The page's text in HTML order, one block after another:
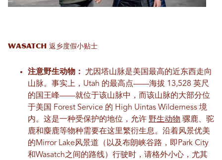
Wasatch 返乡度假小贴士
注意野生动物：
尤因塔山脉是美国最高的近东西走向
山脉。事实上，Utah 的最高点——海拔 13,528 英尺
的国王峰——就位于该山脉中，而该山脉的大部分位
于美国 Forest Service 的 High Uintas Wilderness 境
内。这是一种受保护的地位，允许 野生动物 骡鹿、驼
鹿和麋鹿等物种需要在这里繁衍生息。沿着风景优美
的Mirror Lake风景道（以及布朗峡谷路，即Park City
和Wasatch之间的路线）行驶时，请格外小心，尤其